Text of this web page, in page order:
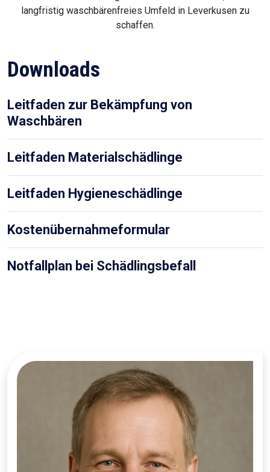
langfristig waschbärenfreies Umfeld in Leverkusen zu
schaffen.
Downloads
Leitfaden zur Bekämpfung von
Waschbären
Leitfaden Materialschädlinge
Leitfaden Hygieneschädlinge
Kostenübernahmeformular
Notfallplan bei Schädlingsbefall